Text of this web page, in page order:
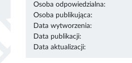
Osoba odpowiedzialna:
Osoba publikująca:
Data wytworzenia:
Data publikacji:
Data aktualizacji: